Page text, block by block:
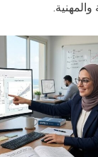
والمهنية.